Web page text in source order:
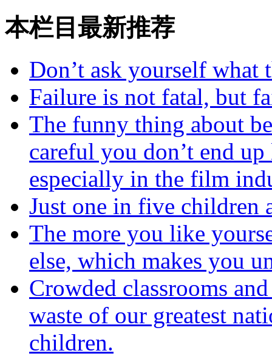
本栏目最新推荐
Don’t ask yourself what
Failure is not fatal, but
The funny thing about
careful you don’t end
especially in the film
Just one in five children
The more you like
else, which makes you
Crowded classrooms
waste of our greatest
children.